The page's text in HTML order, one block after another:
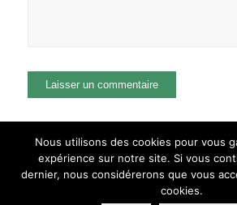
© GUILLAUME VERDIER ARCHITECTURE NAVALE
Nous utilisons des cookies pour vous
expérience sur notre site. Si vous
dernier, nous considérerons que vous
cookies.